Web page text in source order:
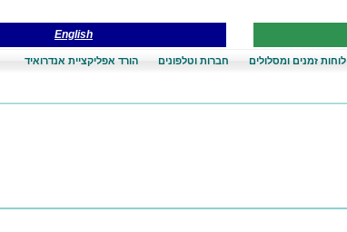
English
לוחות זמנים ומסלולים חברות וטלפונים הורד אפליקציית אנדרואיד